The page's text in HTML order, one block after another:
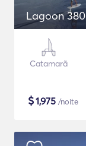
Lagoon 380
Catamarã
$1,975 /noite